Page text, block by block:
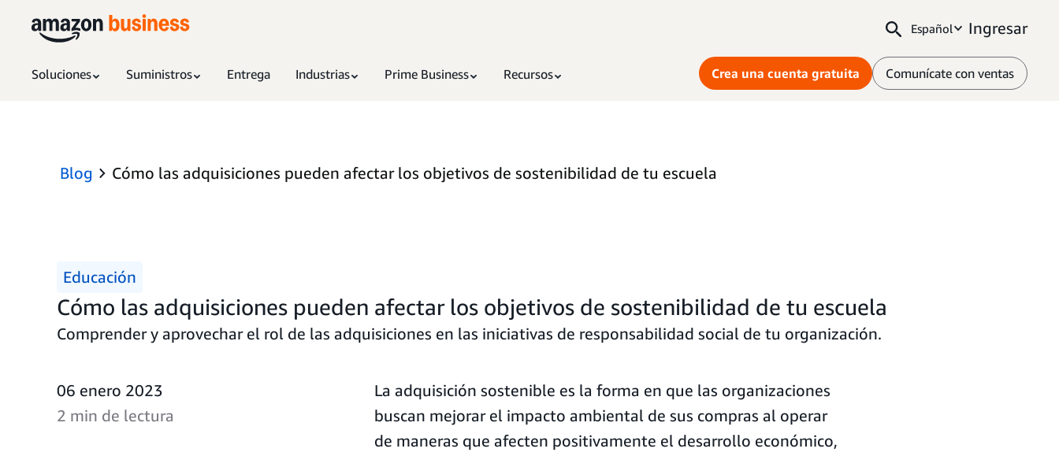
Español Ingresar
Soluciones Suministros Entrega Industrias Prime Business Recursos Crea una cuenta gratuita Comunícate con ventas
Blog Cómo las adquisiciones pueden afectar los objetivos de sostenibilidad de tu escuela
Educación
Cómo las adquisiciones pueden afectar los objetivos de sostenibilidad de tu escuela
Comprender y aprovechar el rol de las adquisiciones en las iniciativas de responsabilidad social de tu organización.
06 enero 2023
2 min de lectura
La adquisición sostenible es la forma en que las organizaciones
buscan mejorar el impacto ambiental de sus compras al operar
de maneras que afecten positivamente el desarrollo económico,